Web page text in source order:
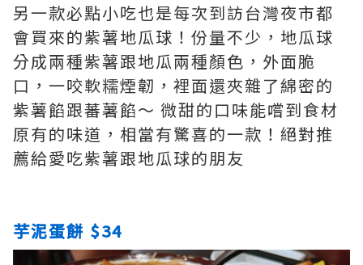
另一款必點小吃也是每次到訪台灣夜市都
會買來的紫薯地瓜球！份量不少，地瓜球
分成兩種紫薯跟地瓜兩種顏色，外面脆
口，一咬軟糯煙韌，裡面還夾雜了綿密的
紫薯餡跟蕃薯餡～ 微甜的口味能嚐到食材
原有的味道，相當有驚喜的一款！絕對推
薦給愛吃紫薯跟地瓜球的朋友
芋泥蛋餅 $34